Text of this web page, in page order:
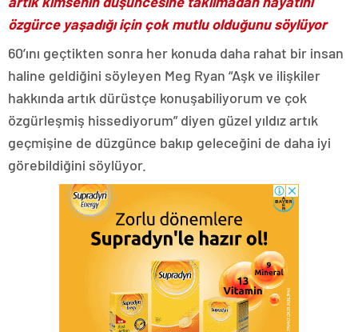
özgürce yaşadığı için çok mutlu olduğunu söylüyor
60’ını geçtikten sonra her konuda daha rahat bir insan
haline geldiğini söyleyen Meg Ryan “Aşk ve ilişkiler
hakkında artık dürüstçe konuşabiliyorum ve çok
özgürleşmiş hissediyorum” diyen güzel yıldız artık
geçmişine de düzgünce bakıp geleceğini de daha iyi
görebildiğini söylüyor.